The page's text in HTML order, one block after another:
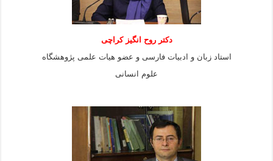
دکتر روح انگیز کراچی
استاد زبان و ادبیات فارسی و عضو هیات علمی پژوهشگاه
علوم انسانی